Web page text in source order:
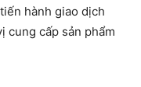
hành giao dịch
cung cấp sản phẩm